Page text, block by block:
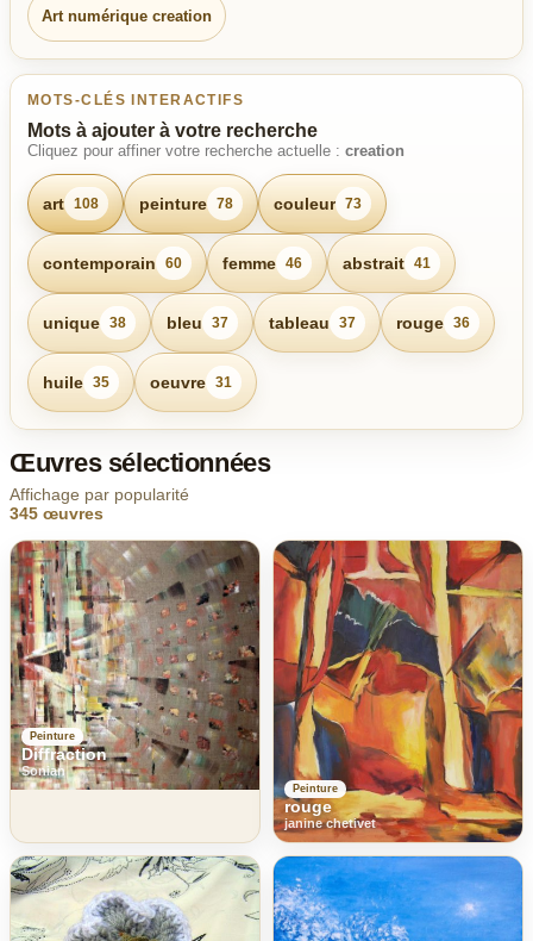
Art numérique creation
MOTS-CLÉS INTERACTIFS
Mots à ajouter à votre recherche
Cliquez pour affiner votre recherche actuelle : creation
art 108 peinture 78 couleur 73
contemporain 60 femme 46 abstrait 41
unique 38 bleu 37 tableau 37 rouge 36
huile 35 oeuvre 31
Œuvres sélectionnées
Affichage par popularité
345 œuvres
Peinture
Diffraction
Sonian
Peinture
rouge
janine chetivet